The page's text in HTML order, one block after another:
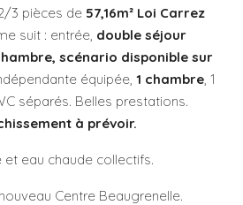
2/3 pièces de 57,16m² Loi Carrez
suit : entrée, double séjour
scénario disponible sur
équipée, 1 chambre , 1
séparés. Belles prestations.
à prévoir.
et eau chaude collectifs.
Centre Beaugrenelle.